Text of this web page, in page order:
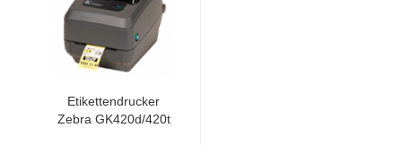
Eti­ket­ten­dru­cker
Zebra GK420d/420t